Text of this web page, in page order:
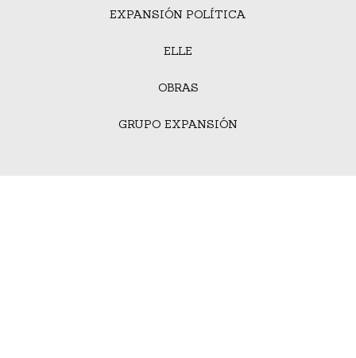
EXPANSIÓN POLÍTICA
ELLE
OBRAS
GRUPO EXPANSIÓN